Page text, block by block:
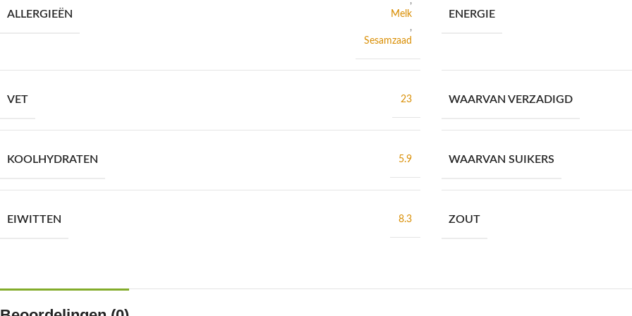
ALLERGIEËN
Melk
,
Sesamzaad
ENERGIE
VET 23 WAARVAN VERZADIGD
KOOLHYDRATEN 5.9 WAARVAN SUIKERS
EIWITTEN 8.3 ZOUT